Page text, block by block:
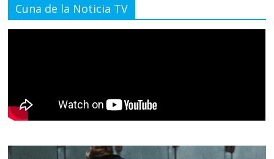
Cuna de la Noticia TV